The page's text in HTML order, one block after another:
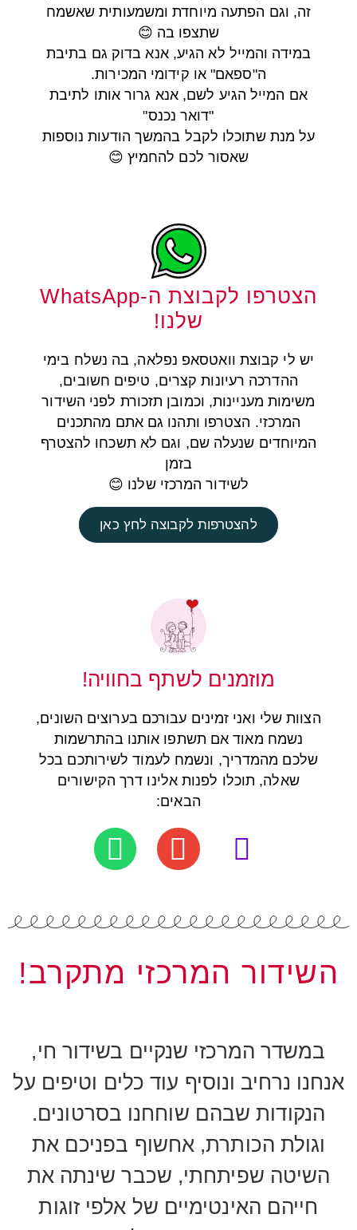
זה, וגם הפתעה מיוחדת ומשמעותית שאשמח
שתצפו בה 😊
במידה והמייל לא הגיע, אנא בדוק גם בתיבת
ה"ספאם" או קידומי המכירות.
אם המייל הגיע לשם, אנא גרור אותו לתיבת
"דואר נכנס"
על מנת שתוכלו לקבל בהמשך הודעות נוספות
שאסור לכם להחמיץ 😊
הצטרפו לקבוצת ה-WhatsApp
שלנו!
יש לי קבוצת וואטסאפ נפלאה, בה נשלח בימי
ההדרכה רעיונות קצרים, טיפים חשובים,
משימות מעניינות, וכמובן תזכורת לפני השידור
המרכזי. הצטרפו ותהנו גם אתם מהתכנים
המיוחדים שנעלה שם, וגם לא תשכחו להצטרף
בזמן
לשידור המרכזי שלנו 😊
להצטרפות לקבוצה לחץ כאן
מוזמנים לשתף בחוויה!
הצוות שלי ואני זמינים עבורכם בערוצים השונים,
נשמח מאוד אם תשתפו אותנו בהתרשמות
שלכם מהמדריך, ונשמח לעמוד לשירותכם בכל
שאלה, תוכלו לפנות אלינו דרך הקישורים
הבאים:
השידור המרכזי מתקרב!
במשדר המרכזי שנקיים בשידור חי,
אנחנו נרחיב ונוסיף עוד כלים וטיפים על
הנקודות שבהם שוחחנו בסרטונים.
וגולת הכותרת, אחשוף בפניכם את
השיטה שפיתחתי, שכבר שינתה את
חייהם האינטימיים של אלפי זוגות